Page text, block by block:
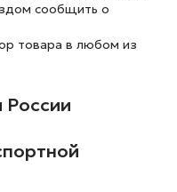
сообщить о
товара в любом из
России